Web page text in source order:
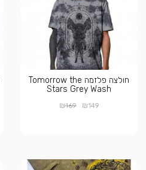
חולצה פלזמה Tomorrow the
Stars Grey Wash
₪149
₪169